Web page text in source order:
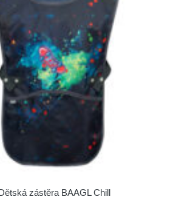
zástěra BAAGL Chill